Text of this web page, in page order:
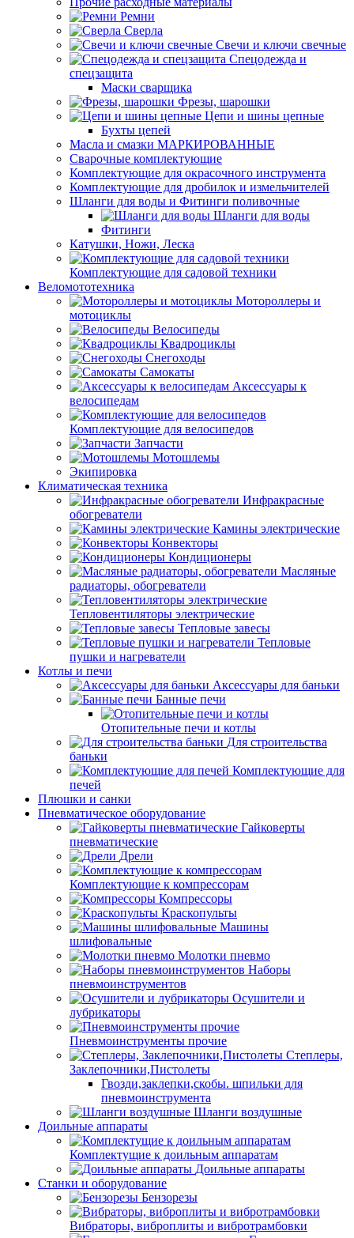
Ремни
Сверла
Свечи и ключи свечные
Спецодежда и
спецзащита
Маски сварщика
Фрезы, шарошки
Цепи и шины цепные
Бухты цепей
Масла и смазки МАРКИРОВАННЫЕ
Сварочные комплектующие
Комплектующие для окрасочного инструмента
Комплектующие для дробилок и измельчителей
Шланги для воды и Фитинги поливочные
Шланги для воды
Фитинги
Катушки, Ножи, Леска
Комплектующие для садовой техники
Веломототехника
Мотороллеры и
мотоциклы
Велосипеды
Квадроциклы
Снегоходы
Самокаты
Аксессуары к
велосипедам
Комплектующие для велосипедов
Запчасти
Мотошлемы
Экипировка
Климатическая техника
Инфракрасные
обогреватели
Камины электрические
Конвекторы
Кондиционеры
Масляные
радиаторы, обогреватели
Тепловентиляторы электрические
Тепловые завесы
Тепловые
пушки и нагреватели
Котлы и печи
Аксессуары для баньки
Банные печи
Отопительные печи и котлы
Для строительства
баньки
Комплектующие для
печей
Плюшки и санки
Пневматическое оборудование
Гайковерты
пневматические
Дрели
Комплектующие к компрессорам
Компрессоры
Краскопульты
Машины
шлифовальные
Молотки пневмо
Наборы
пневмоинструментов
Осушители и
лубрикаторы
Пневмоинструменты прочие
Степлеры,
Заклепочники,Пистолеты
Гвозди,заклепки,скобы. шпильки для
пневмоинструмента
Шланги воздушные
Доильные аппараты
Комплектущие к доильным аппаратам
Доильные аппараты
Станки и оборудование
Бензорезы
Вибраторы, виброплиты и вибротрамбовки